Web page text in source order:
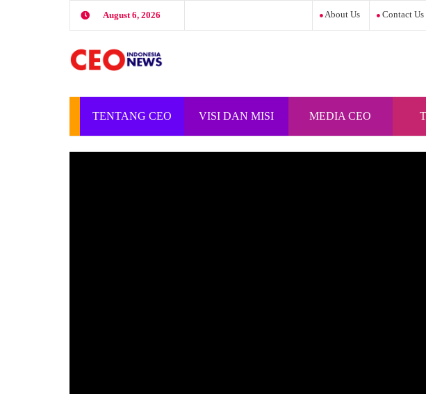
August 6, 2026 About Us Contact Us
TENTANG CEO
INDONESIA
VISI DAN MISI
CEO INDONESIA
MEDIA CEO
INDONESIA